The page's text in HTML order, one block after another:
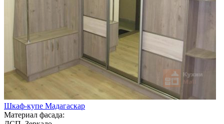
Шкаф-купе Мадагаскар
Материал фасада: